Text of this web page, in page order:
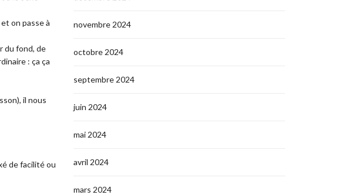
on passe à
du fond, de
: ça ça
il nous
de facilité ou
novembre 2024
octobre 2024
septembre 2024
juin 2024
mai 2024
avril 2024
mars 2024